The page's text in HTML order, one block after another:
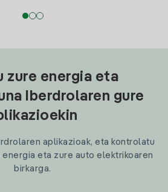
zure energia eta
Iberdrolaren gure
aplikazioak, eta kontrolatu
eta zure auto elektrikoaren
birkarga.